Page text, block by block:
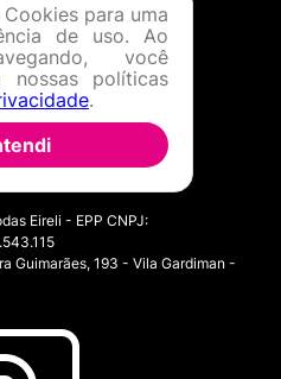
Eireli - EPP CNPJ:
Guimarães, 193 - Vila Gardiman -
para uma
de uso. Ao
você
nossas políticas
.